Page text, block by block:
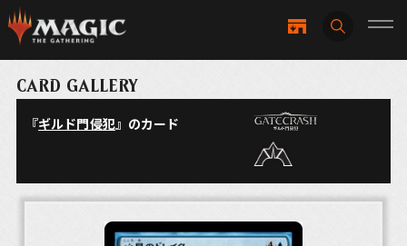
CARD GALLERY
『ギルド門侵犯』のカード